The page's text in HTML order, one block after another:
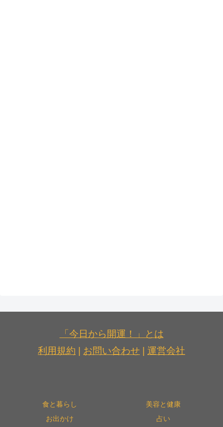
「今日から開運！」とは
利用規約
お問い合わせ 運営会社
食と暮らし
美容と健康
お出かけ
占い